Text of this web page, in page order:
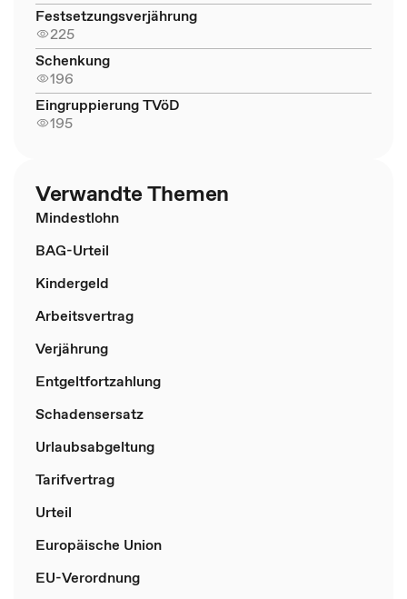
Festsetzungsverjährung
225
Schenkung
196
Eingruppierung TVöD
195
Verwandte Themen
Mindestlohn
BAG-Urteil
Kindergeld
Arbeitsvertrag
Verjährung
Entgeltfortzahlung
Schadensersatz
Urlaubsabgeltung
Tarifvertrag
Urteil
Europäische Union
EU-Verordnung